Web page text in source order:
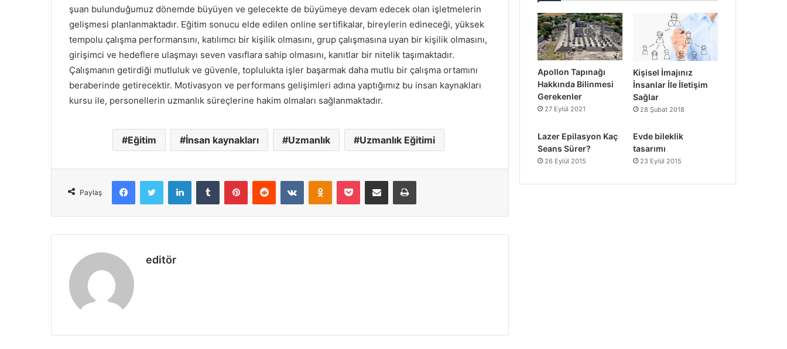
şuan bulunduğumuz dönemde büyüyen ve gelecekte de büyümeye devam edecek olan işletmelerin
gelişmesi planlanmaktadır. Eğitim sonucu elde edilen online sertifikalar, bireylerin edineceği, yüksek
tempolu çalışma performansını, katılımcı bir kişilik olmasını, grup çalışmasına uyan bir kişilik olmasını,
girişimci ve hedeflere ulaşmayı seven vasıflara sahip olmasını, kanıtlar bir nitelik taşımaktadır.
Çalışmanın getirdiği mutluluk ve güvenle, toplulukta işler başarmak daha mutlu bir çalışma ortamını
beraberinde getirecektir. Motivasyon ve performans gelişimleri adına yaptığımız bu insan kaynakları
kursu ile, personellerin uzmanlık süreçlerine hakim olmaları sağlanmaktadır.
Eğitim İnsan kaynakları Uzmanlık Uzmanlık Eğitimi
Paylaş
Facebook
X LinkedInTumblr PinterestReddit VKontakteOdnoklassniki
Pocket E-Posta ile paylaş Yazdır
editör
Apollon Tapınağı
Hakkında Bilinmesi
Gerekenler
27 Eylül 2021
Kişisel İmajınız
İnsanlar İle İletişim
Sağlar
28 Şubat 2018
Lazer Epilasyon Kaç
Seans Sürer?
26 Eylül 2015
Evde bileklik
tasarımı
23 Eylül 2015